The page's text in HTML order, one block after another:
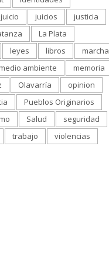
juicio juicios
justicia
La Plata
leyes libros
marcha
ambiente
memoria
Olavarría
opinion
Pueblos Originarios
Salud
seguridad
trabajo violencias